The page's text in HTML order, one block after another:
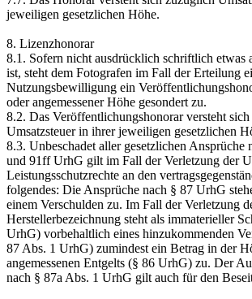
jeweiligen gesetzlichen Höhe.
8. Lizenzhonorar
8.1. Sofern nicht ausdrücklich schriftlich etwas
ist, steht dem Fotografen im Fall der Erteilung
Nutzungsbewilligung ein
oder angemessener Höhe gesondert zu.
8.2. Das Veröffentlichungshonorar versteht
Umsatzsteuer in ihrer jeweiligen gesetzlichen
8.3. Unbeschadet aller gesetzlichen Ansprüche
und 91ff UrhG gilt im Fall der Verletzung der
Leistungsschutzrechte an den
folgendes: Die Ansprüche nach § 87 UrhG
einem Verschulden zu. Im Fall der Verletzung
Herstellerbezeichnung steht als immaterieller
UrhG) vorbehaltlich eines hinzukommenden
87 Abs. 1 UrhG) zumindest ein Betrag in der
angemessenen Entgelts (§ 86 UrhG) zu. Der
nach § 87a Abs. 1 UrhG gilt auch für den